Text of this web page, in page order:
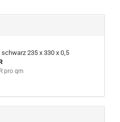
235 x 330 x 0,5
pro qm